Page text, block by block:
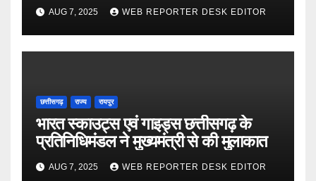
AUG 7, 2025 WEB REPORTER DESK EDITOR
छत्तीसगढ़ राज्य रायपुर
भारत स्काउट्स एवं गाइड्स छत्तीसगढ़ के
प्रतिनिधिमंडल ने मुख्यमंत्री से की मुलाकात
AUG 7, 2025 WEB REPORTER DESK EDITOR